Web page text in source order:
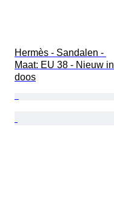
Hermès - Sandalen -
Maat: EU 38 - Nieuw in
doos